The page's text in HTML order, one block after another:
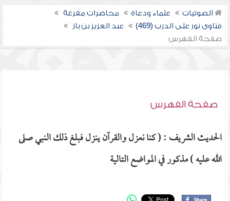
الصوتيات علماء ودعاة
محاضرات مفرغة
فتاوى نور على الدرب (469)
عبد العزيز بن باز
صفحة الفهرس
صفحة الفهرس
الحديث الشريف : ( كنا نعزل والقرآن ينزل فبلغ ذلك النبي صلى
الله عليه ) مذكور في المواضع التالية